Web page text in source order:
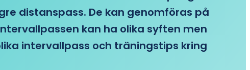
distanspass. De kan genomföras på
kan ha olika syften men
intervallpass och träningstips kring